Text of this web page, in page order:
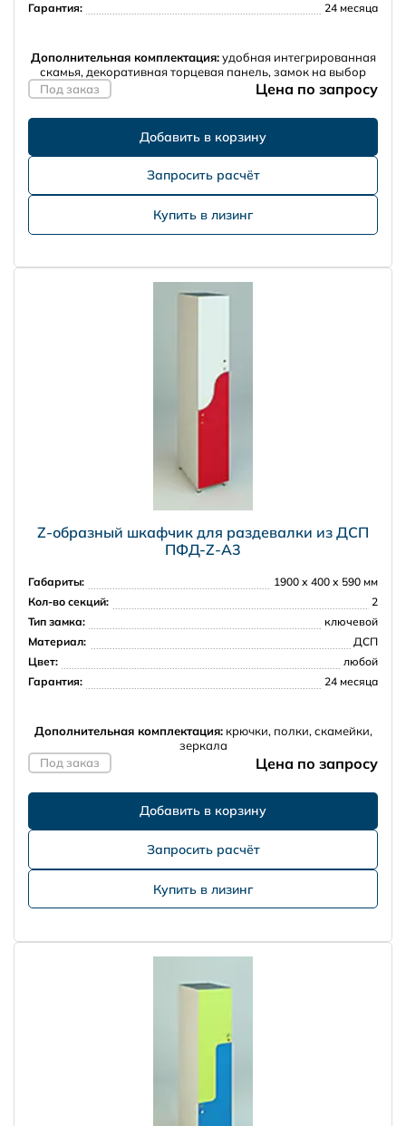
Гарантия: 24 месяца
Дополнительная комплектация:удобная интегрированная
скамья, декоративная торцевая панель, замок на выбор
Под заказ
Цена по запросу
Запросить расчёт
Купить в лизинг
Z-образный шкафчик для раздевалки из ДСП
ПФД-Z-А3
Габариты:
1900 х 400 х 590 мм
Кол-во секций:
2
Тип замка:
ключевой
Материал:
ДСП
Цвет:
любой
Гарантия:
24 месяца
Дополнительная комплектация:крючки, полки, скамейки,
зеркала
Под заказ
Цена по запросу
Запросить расчёт
Купить в лизинг